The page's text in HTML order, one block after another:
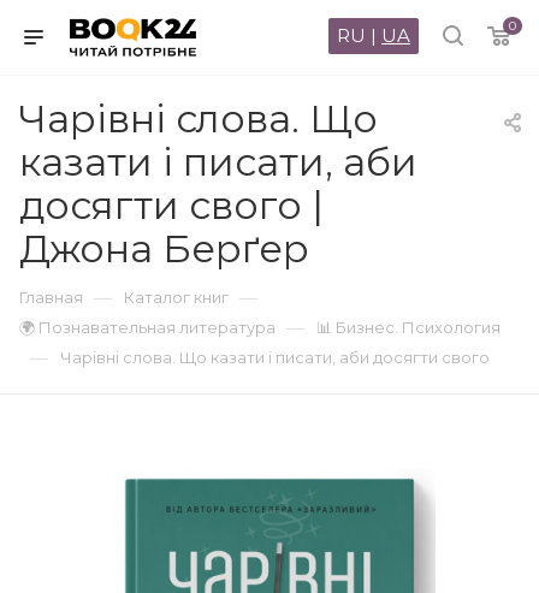
0
RU | UA
Чарівні слова. Що
казати і писати, аби
досягти свого |
Джона Берґер
Главная — Каталог книг —
🌍 Познавательная литература — 📊 Бизнес. Психология
— Чарівні слова. Що казати і писати, аби досягти свого